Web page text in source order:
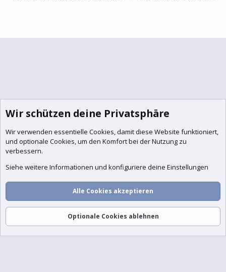
Foren Aktuelles Anmelden Registrieren Suche
Wir schützen deine Privatsphäre
Wir verwenden essentielle Cookies, damit diese Website funktioniert,
und optionale Cookies, um den Komfort bei der Nutzung zu
verbessern.
Siehe weitere Informationen und konfiguriere deine Einstellungen
Alle Cookies akzeptieren
Optionale Cookies ablehnen